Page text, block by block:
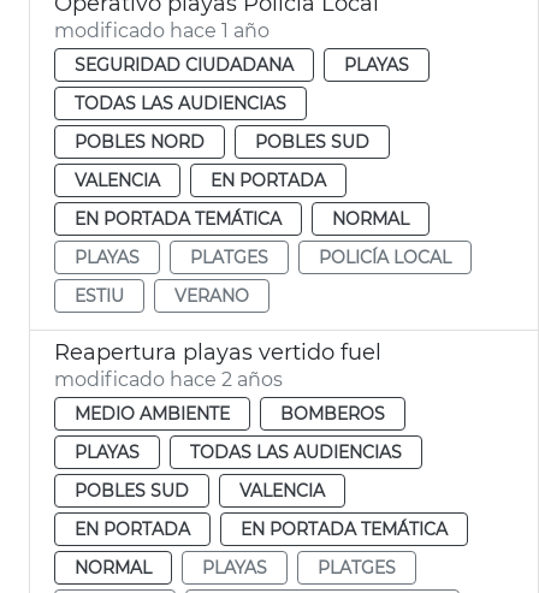
modificado hace 1 año
SEGURIDAD CIUDADANA
PLAYAS
TODAS LAS AUDIENCIAS
POBLES NORD
POBLES SUD
VALENCIA
EN PORTADA
EN PORTADA TEMÁTICA
NORMAL
PLAYAS
PLATGES
POLICÍA LOCAL
ESTIU
VERANO
Reapertura playas vertido fuel
modificado hace 2 años
MEDIO AMBIENTE
BOMBEROS
PLAYAS
TODAS LAS AUDIENCIAS
POBLES SUD
VALENCIA
EN PORTADA
EN PORTADA TEMÁTICA
NORMAL
PLAYAS
PLATGES